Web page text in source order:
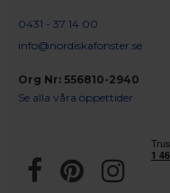
0431 - 37 14 00
info@nordiskafonster.se
Org Nr: 556810-2940
Se alla våra öppettider